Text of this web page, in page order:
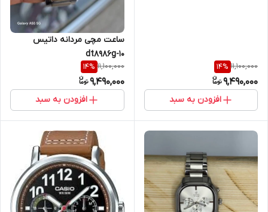
11,100,000
14%
9,490,000
افزودن به سبد
ساعت مچی مردانه داتیس
dt8986g-10
11,100,000
14%
9,490,000
افزودن به سبد